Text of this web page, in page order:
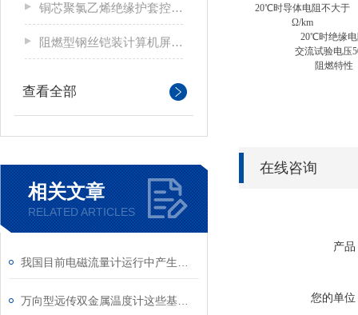
铜芯聚氯乙烯绝缘护套控制电缆
阻燃型钢丝铠装计算机屏蔽电缆
查看全部
相关文章
RELATED ARTICLES
20℃时导体电阻不大于
Ω/km
20℃时绝缘
交流试验电压
阻燃特性
在线咨询
产品
您的单位